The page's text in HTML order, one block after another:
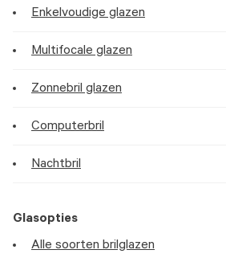
Enkelvoudige glazen
Multifocale glazen
Zonnebril glazen
Computerbril
Nachtbril
Glasopties
Alle soorten brilglazen